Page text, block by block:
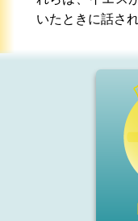
いたときに話さ